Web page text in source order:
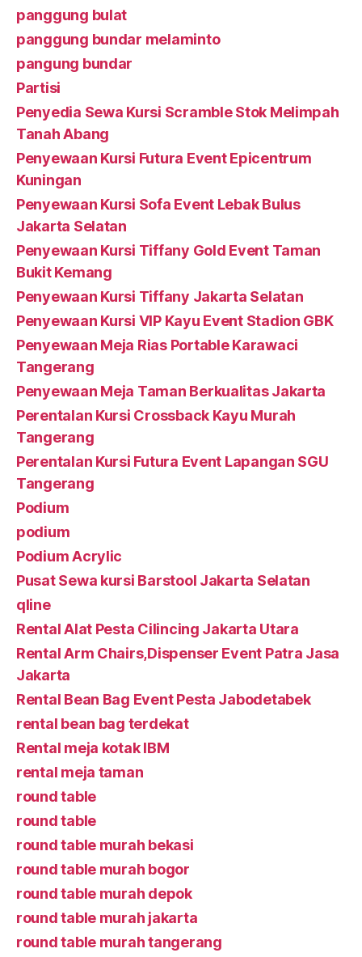
panggung bulat
panggung bundar melaminto
pangung bundar
Partisi
Penyedia Sewa Kursi Scramble Stok Melimpah
Tanah Abang
Penyewaan Kursi Futura Event Epicentrum
Kuningan
Penyewaan Kursi Sofa Event Lebak Bulus
Jakarta Selatan
Penyewaan Kursi Tiffany Gold Event Taman
Bukit Kemang
Penyewaan Kursi Tiffany Jakarta Selatan
Penyewaan Kursi VIP Kayu Event Stadion GBK
Penyewaan Meja Rias Portable Karawaci
Tangerang
Penyewaan Meja Taman Berkualitas Jakarta
Perentalan Kursi Crossback Kayu Murah
Tangerang
Perentalan Kursi Futura Event Lapangan SGU
Tangerang
Podium
podium
Podium Acrylic
Pusat Sewa kursi Barstool Jakarta Selatan
qline
Rental Alat Pesta Cilincing Jakarta Utara
Rental Arm Chairs,Dispenser Event Patra Jasa
Jakarta
Rental Bean Bag Event Pesta Jabodetabek
rental bean bag terdekat
Rental meja kotak IBM
rental meja taman
round table
round table
round table murah bekasi
round table murah bogor
round table murah depok
round table murah jakarta
round table murah tangerang